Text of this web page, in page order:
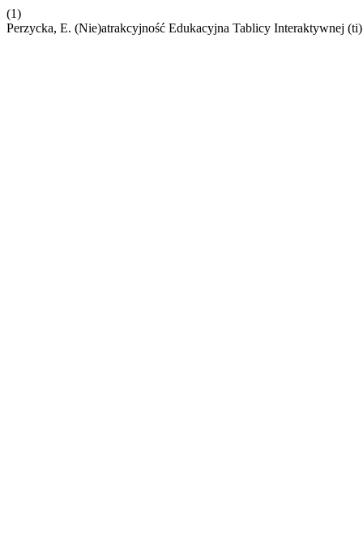
(1)
Perzycka, E. (Nie)atrakcyjność Edukacyjna Tablicy Interaktywnej